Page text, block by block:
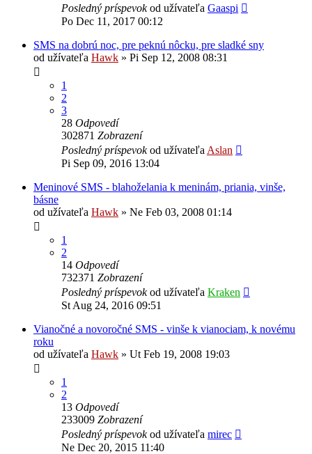
Posledný príspevokod užívateľa Gaaspi
Po Dec 11, 2017 00:12
SMS na dobrú noc, pre peknú nôcku, pre sladké sny
od užívateľa Hawk » Pi Sep 12, 2008 08:31
1
2
3
28 Odpovedí
302871 Zobrazení
Posledný príspevokod užívateľa Aslan
Pi Sep 09, 2016 13:04
Meninové SMS - blahoželania k meninám, priania, vinše,
básne
od užívateľa Hawk » Ne Feb 03, 2008 01:14
1
2
14 Odpovedí
732371 Zobrazení
Posledný príspevokod užívateľa Kraken
St Aug 24, 2016 09:51
Vianočné a novoročné SMS - vinše k vianociam, k novému
roku
od užívateľa Hawk » Ut Feb 19, 2008 19:03
1
2
13 Odpovedí
233009 Zobrazení
Posledný príspevokod užívateľa mirec
Ne Dec 20, 2015 11:40